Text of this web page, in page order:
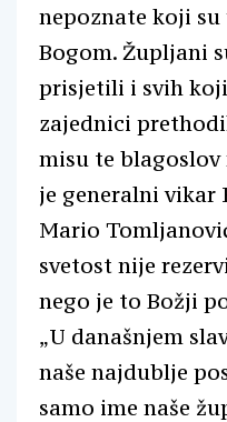
nepoznate koji su
Bogom. Župljani
prisjetili i svih
zajednici
misu te
je generalni vikar
Mario
svetost nije
nego je to Božji
„U današnjem
naše najdublje
samo ime naše